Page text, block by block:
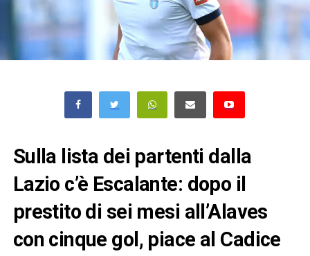
Sulla lista dei partenti dalla
Lazio c’è Escalante: dopo il
prestito di sei mesi all’Alaves
con cinque gol, piace al Cadice